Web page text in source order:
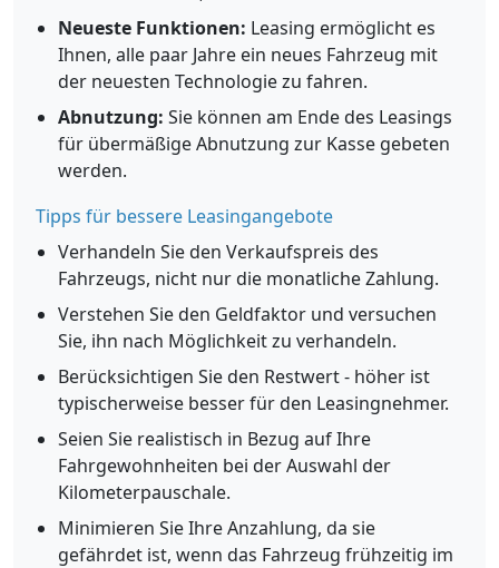
Neueste Funktionen: Leasing ermöglicht es
Ihnen, alle paar Jahre ein neues Fahrzeug mit
der neuesten Technologie zu fahren.
Abnutzung: Sie können am Ende des Leasings
für übermäßige Abnutzung zur Kasse gebeten
werden.
Tipps für bessere Leasingangebote
Verhandeln Sie den Verkaufspreis des
Fahrzeugs, nicht nur die monatliche Zahlung.
Verstehen Sie den Geldfaktor und versuchen
Sie, ihn nach Möglichkeit zu verhandeln.
Berücksichtigen Sie den Restwert - höher ist
typischerweise besser für den Leasingnehmer.
Seien Sie realistisch in Bezug auf Ihre
Fahrgewohnheiten bei der Auswahl der
Kilometerpauschale.
Minimieren Sie Ihre Anzahlung, da sie
gefährdet ist, wenn das Fahrzeug frühzeitig im